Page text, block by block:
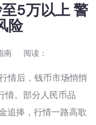
5万以上 警
险
南 阅读：
后，钱币市场悄悄
情。部分人民币品
追捧，行情一路高歌